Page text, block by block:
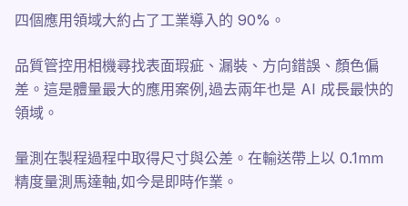
四個應用領域大約占了工業導入的 90%。
品質管控用相機尋找表面瑕疵、漏裝、方向錯誤、顏色偏
差。這是體量最大的應用案例,過去兩年也是 AI 成長最快的
領域。
量測在製程過程中取得尺寸與公差。在輸送帶上以 0.1mm
精度量測馬達軸,如今是即時作業。